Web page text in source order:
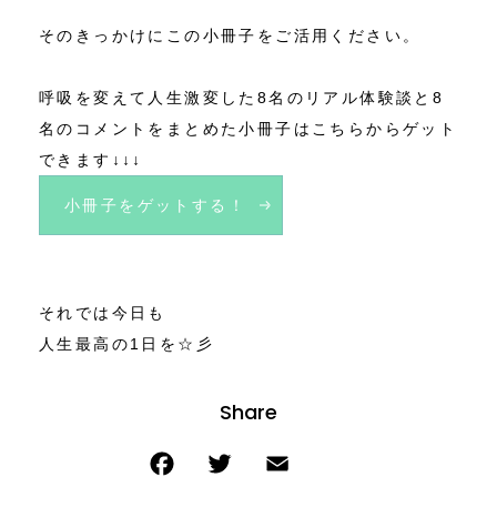
そのきっかけにこの小冊子をご活用ください。
呼吸を変えて人生激変した8名のリアル体験談と8
名のコメントをまとめた小冊子はこちらからゲット
できます↓↓↓
小冊子をゲットする！
それでは今日も
人生最高の1日を☆彡